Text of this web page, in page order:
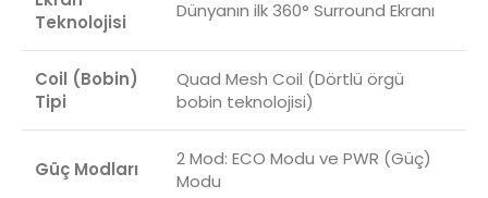
Teknolojisi
Dünyanın ilk 360° Surround Ekranı
Coil (Bobin)
Tipi
Quad Mesh Coil (Dörtlü örgü
bobin teknolojisi)
Güç Modları
2 Mod: ECO Modu ve PWR (Güç)
Modu